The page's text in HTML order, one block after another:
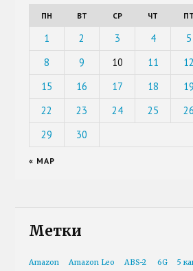
ПН ВТ СР ЧТ ПТ
1 2 3 4 5
8
9 10 11 12
15
16 17 18 19
22
23 24 25 26
29
30
« МАР
Метки
Amazon Amazon Leo ABS-2 6G 5